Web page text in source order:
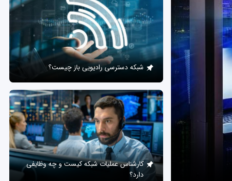
شبکه دسترسی رادیویی باز چیست؟
کارشناس عملیات شبکه کیست و چه وظایفی
دارد؟